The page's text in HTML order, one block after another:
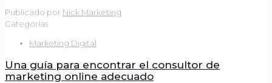
Publicado por Nick Marketing
Categorías
Marketing Digital
Una guía para encontrar el consultor de
marketing online adecuado